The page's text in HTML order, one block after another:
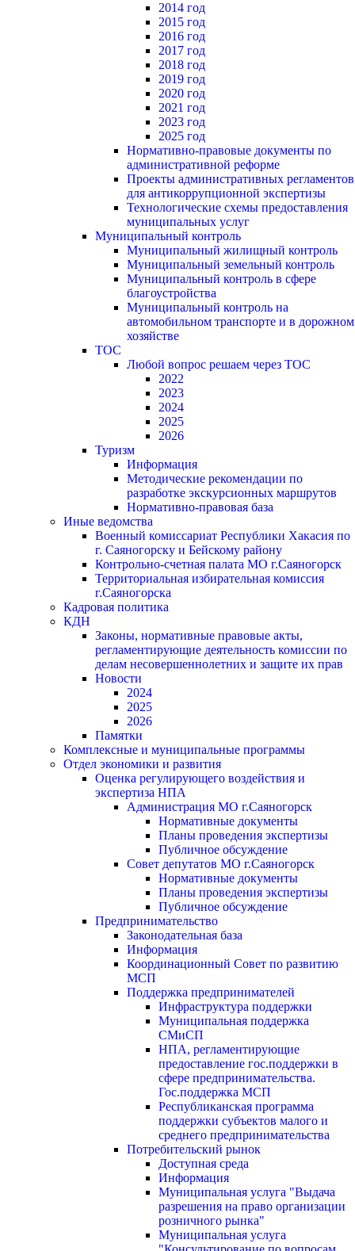
2014 год
2015 год
2016 год
2017 год
2018 год
2019 год
2020 год
2021 год
2023 год
2025 год
Нормативно-правовые документы по
административной реформе
Проекты административных регламентов
для антикоррупционной экспертизы
Технологические схемы предоставления
муниципальных услуг
Муниципальный контроль
Муниципальный жилищный контроль
Муниципальный земельный контроль
Муниципальный контроль в сфере
благоустройства
Муниципальный контроль на
автомобильном транспорте и в дорожном
хозяйстве
ТОС
Любой вопрос решаем через ТОС
2022
2023
2024
2025
2026
Туризм
Информация
Методические рекомендации по
разработке экскурсионных маршрутов
Нормативно-правовая база
Иные ведомства
Военный комиссариат Республики Хакасия по
г. Саяногорску и Бейскому району
Контрольно-счетная палата МО г.Саяногорск
Территориальная избирательная комиссия
г.Саяногорска
Кадровая политика
КДН
Законы, нормативные правовые акты,
регламентирующие деятельность комиссии по
делам несовершеннолетних и защите их прав
Новости
2024
2025
2026
Памятки
Комплексные и муниципальные программы
Отдел экономики и развития
Оценка регулирующего воздействия и
экспертиза НПА
Администрация МО г.Саяногорск
Нормативные документы
Планы проведения экспертизы
Публичное обсуждение
Совет депутатов МО г.Саяногорск
Нормативные документы
Планы проведения экспертизы
Публичное обсуждение
Предпринимательство
Законодательная база
Информация
Координационный Совет по развитию
МСП
Поддержка предпринимателей
Инфраструктура поддержки
Муниципальная поддержка
СМиСП
НПА, регламентирующие
предоставление гос.поддержки в
сфере предпринимательства.
Гос.поддержка МСП
Республиканская программа
поддержки субъектов малого и
среднего предпринимательства
Потребительский рынок
Доступная среда
Информация
Муниципальная услуга "Выдача
разрешения на право организации
розничного рынка"
Муниципальная услуга